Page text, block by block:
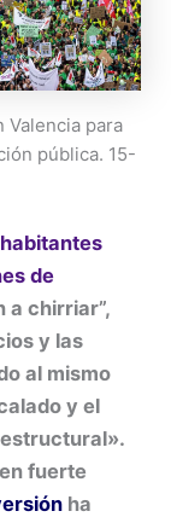
Valencia para
pública. 15-
de
a chirriar”,
y las
al mismo
y el
fuerte
ha